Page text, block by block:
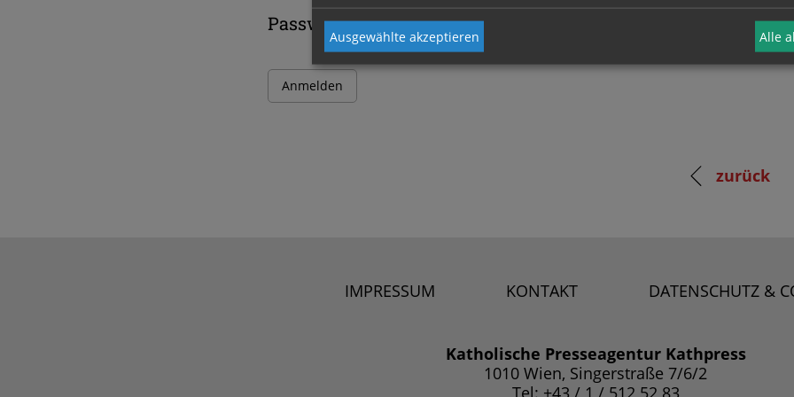
Passwort
zurück
IMPRESSUM KONTAKT DATENSCHUTZ &
Katholische Presseagentur Kathpress
1010 Wien, Singerstraße 7/6/2
Tel: +43 / 1 / 512 52 83
Ausgewählte akzeptieren Alle